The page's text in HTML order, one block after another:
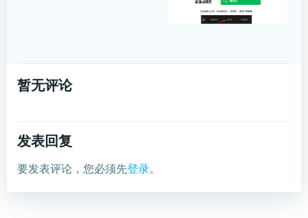
暂无评论
发表回复
要发表评论，您必须先登录。